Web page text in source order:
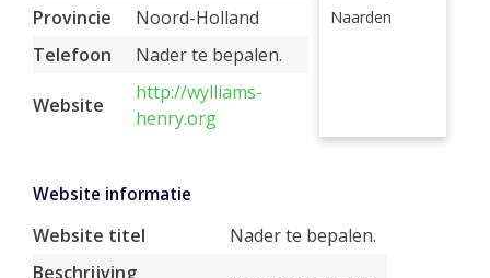
Provincie
Noord-Holland
Telefoon
Nader te bepalen.
Website
http://wylliams-
henry.org
Naarden
Website informatie
Website titel
Nader te bepalen.
Beschrijving